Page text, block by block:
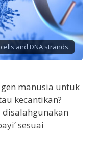
and DNA strands
manusia untuk
kecantikan?
sesuai